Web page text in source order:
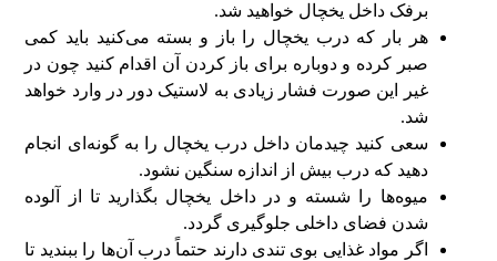
برفک داخل یخچال خواهید شد.
هر بار که درب یخچال را باز و بسته می‌کنید باید کمی
صبر کرده و دوباره برای باز کردن آن اقدام کنید چون در
غیر این صورت فشار زیادی به لاستیک دور در وارد خواهد
شد.
سعی کنید چیدمان داخل درب یخچال را به گونه‌ای انجام
دهید که درب بیش از اندازه سنگین نشود.
میوه‌ها را شسته و در داخل یخچال بگذارید تا از آلوده
شدن فضای داخلی جلوگیری گردد.
اگر مواد غذایی بوی تندی دارند حتماً درب آن‌ها را ببندید تا